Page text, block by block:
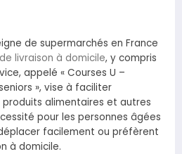
de supermarchés en France
livraison à domicile, y compris
appelé « Courses U –
», vise à faciliter
produits alimentaires et autres
pour les personnes âgées
facilement ou préfèrent
à domicile.